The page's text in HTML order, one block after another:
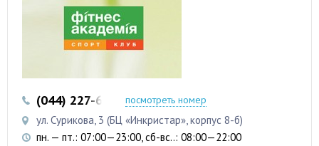
(044) 227-61-06 (050) 442-83-96
посмотреть номер
ул. Сурикова, 3 (БЦ «Инкристар», корпус 8-б)
пн. — пт.: 07:00—23:00, сб-вс..: 08:00—22:00